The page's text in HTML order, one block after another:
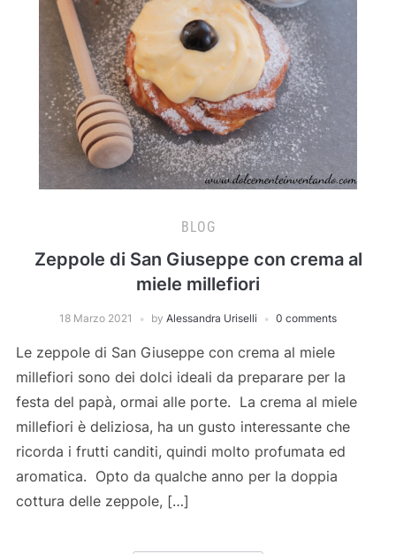
BLOG
Zeppole di San Giuseppe con crema al
miele millefiori
18 Marzo 2021 by Alessandra Uriselli 0 comments
Le zeppole di San Giuseppe con crema al miele
millefiori sono dei dolci ideali da preparare per la
festa del papà, ormai alle porte. La crema al miele
millefiori è deliziosa, ha un gusto interessante che
ricorda i frutti canditi, quindi molto profumata ed
aromatica. Opto da qualche anno per la doppia
cottura delle zeppole, […]